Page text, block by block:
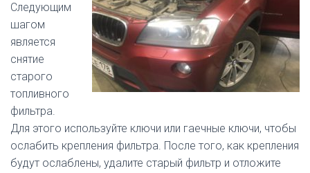
Следующим
шагом
является
снятие
старого
топливного
фильтра.
Для этого используйте ключи или гаечные ключи, чтобы
ослабить крепления фильтра. После того, как крепления
будут ослаблены, удалите старый фильтр и отложите